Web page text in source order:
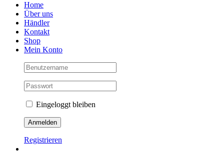
Home
Über uns
Händler
Kontakt
Shop
Mein Konto
Eingeloggt bleiben
Registrieren